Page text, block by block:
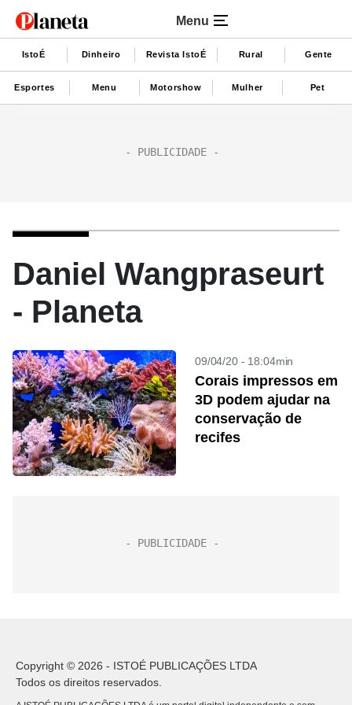
Menu
IstoÉ Dinheiro Revista IstoÉ Rural Gente
Esportes Menu Motorshow Mulher Pet
Daniel Wangpraseurt
- Planeta
09/04/20 - 18:04min
Corais impressos em
3D podem ajudar na
conservação de
recifes
Copyright © 2026 - ISTOÉ PUBLICAÇÕES LTDA
Todos os direitos reservados.